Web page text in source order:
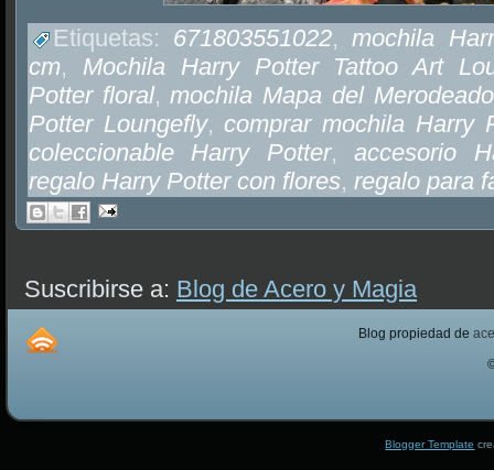
Etiquetas: 671803551022,mochila
cm, Mochila Harry Potter Tattoo Art
Potter floral,mochila Mapa del
Potter Loungefly, comprar mochila Harry
coleccionable Harry Potter,accesorio
regalo Harry Potter con flores, regalo para
Suscribirse a: Blog de Acero y Magia
Blog propiedad de
Blogger Template